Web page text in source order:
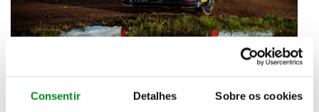
Consentir Detalhes Sobre os cookies